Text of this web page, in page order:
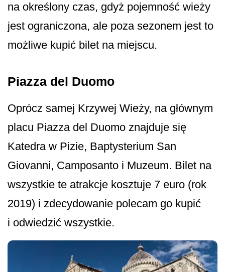
na określony czas, gdyż pojemność wieży
jest ograniczona, ale poza sezonem jest to
możliwe kupić bilet na miejscu.
Piazza del Duomo
Oprócz samej Krzywej Wieży, na głównym
placu Piazza del Duomo znajduje się
Katedra w Pizie, Baptysterium San
Giovanni, Camposanto i Muzeum. Bilet na
wszystkie te atrakcje kosztuje 7 euro (rok
2019) i zdecydowanie polecam go kupić
i odwiedzić wszystkie.